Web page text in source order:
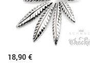
18,90 €